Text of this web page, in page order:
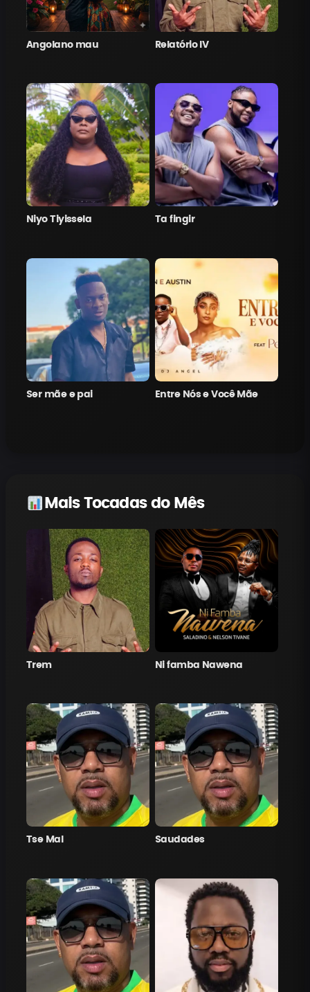
Angolano mau Relatório IV
Niyo Tiyissela Ta fingir
Ser mãe e pai Entre Nós e Você Mãe
Mais Tocadas do Mês
Trem Ni famba Nawena
Tse Mal Saudades